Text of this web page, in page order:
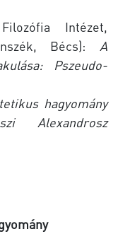
Intézet,
Bécs): A
Pszeudo-
hagyomány
Alexandrosz